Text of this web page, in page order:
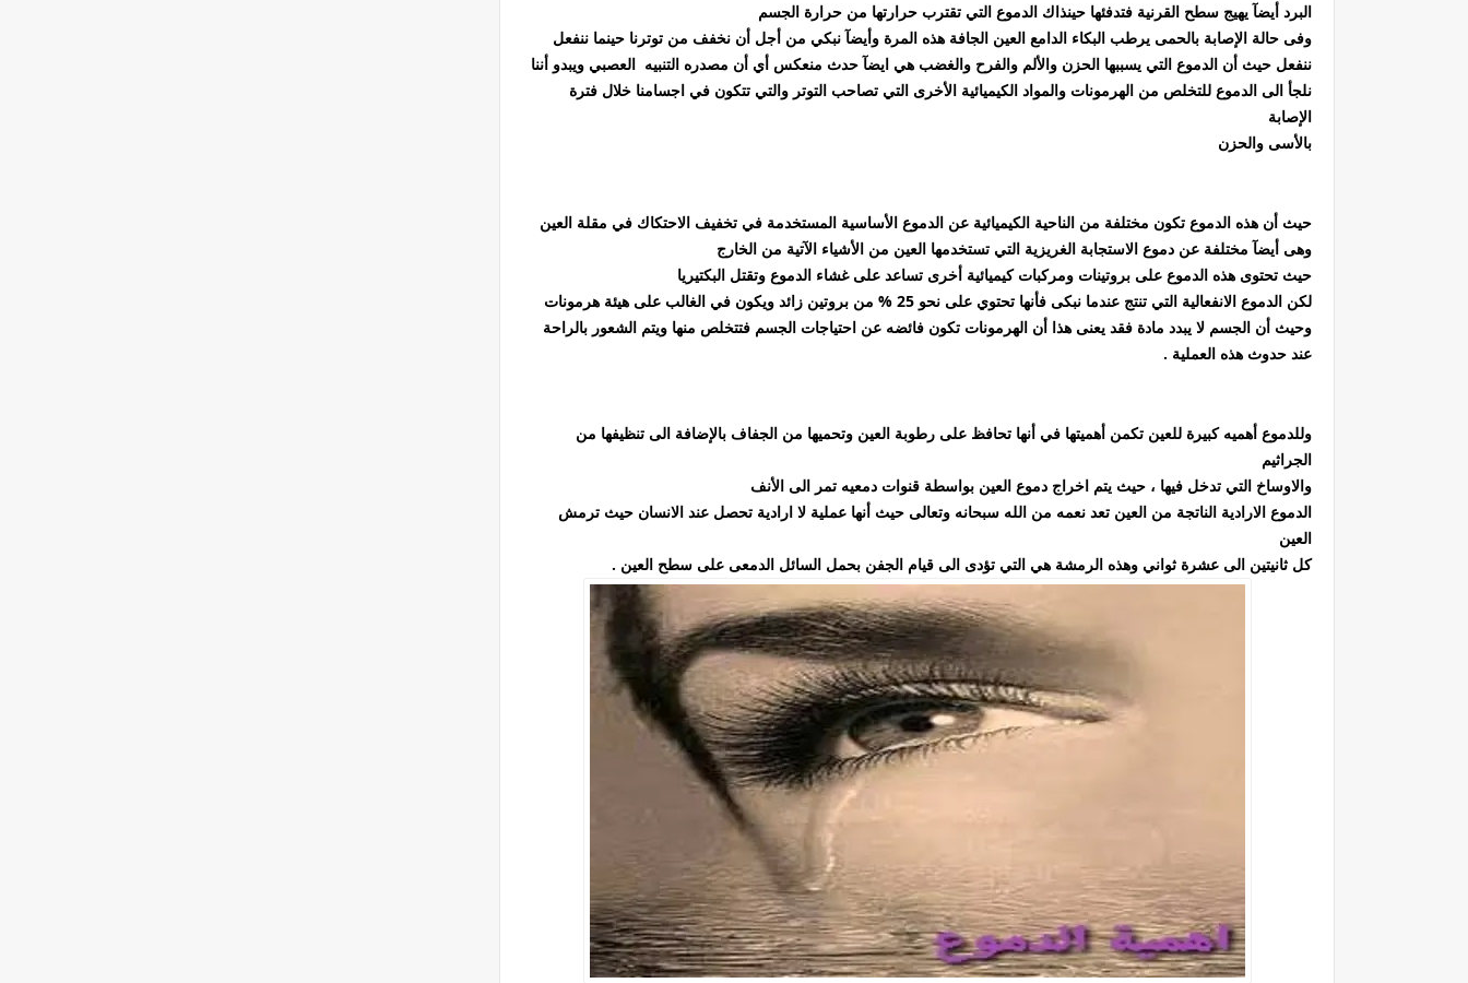
البرد أيضآ يهيج سطح القرنية فتدفئها حينذاك الدموع التي تقترب حرارتها من حرارة الجسم
وفى حالة الإصابة بالحمى يرطب البكاء الدامع العين الجافة هذه المرة وأيضآ نبكي من أجل أن نخفف من توترنا حينما ننفعل
ننفعل حيث أن الدموع التي يسببها الحزن والألم والفرح والغضب هي ايضآ حدث منعكس أي أن مصدره التنبيه العصبي ويبدو أننا
نلجأ الى الدموع للتخلص من الهرمونات والمواد الكيميائية الأخرى التي تصاحب التوتر والتي تتكون في اجسامنا خلال فترة
الإصابة
بالأسى والحزن
حيث أن هذه الدموع تكون مختلفة من الناحية الكيميائية عن الدموع الأساسية المستخدمة في تخفيف الاحتكاك في مقلة العين
وهى أيضآ مختلفة عن دموع الاستجابة الغريزية التي تستخدمها العين من الأشياء الآتية من الخارج
حيث تحتوى هذه الدموع على بروتينات ومركبات كيميائية أخرى تساعد على غشاء الدموع وتقتل البكتيريا
لكن الدموع الانفعالية التي تنتج عندما نبكى فأنها تحتوي على نحو 25 % من بروتين زائد ويكون في الغالب على هيئة هرمونات
وحيث أن الجسم لا يبدد مادة فقد يعنى هذا أن الهرمونات تكون فائضه عن احتياجات الجسم فتتخلص منها ويتم الشعور بالراحة
عند حدوث هذه العملية .
وللدموع أهميه كبيرة للعين تكمن أهميتها في أنها تحافظ على رطوبة العين وتحميها من الجفاف بالإضافة الى تنظيفها من
الجراثيم
والاوساخ التي تدخل فيها ، حيث يتم اخراج دموع العين بواسطة قنوات دمعيه تمر الى الأنف
الدموع الارادية الناتجة من العين تعد نعمه من الله سبحانه وتعالى حيث أنها عملية لا ارادية تحصل عند الانسان حيث ترمش
العين
كل ثانيتين الى عشرة ثواني وهذه الرمشة هي التي تؤدى الى قيام الجفن بحمل السائل الدمعى على سطح العين .